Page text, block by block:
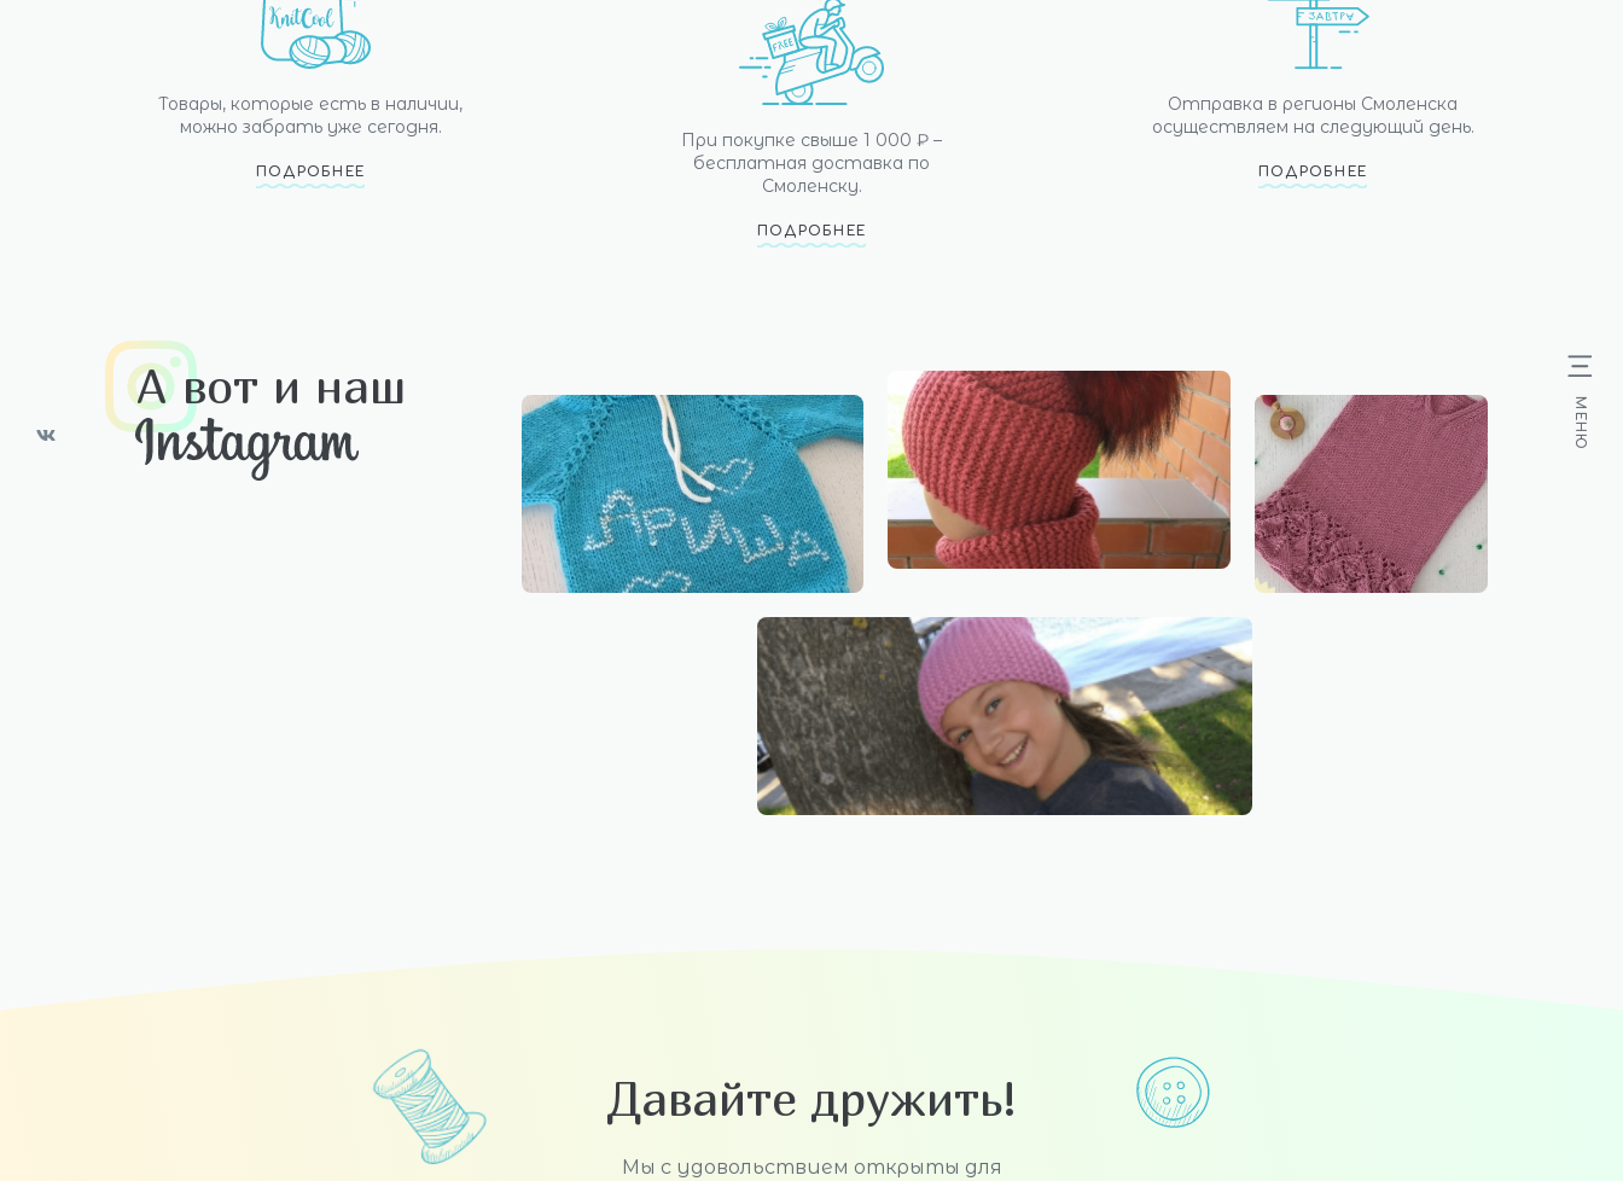
МЕНЮ
Товары, которые есть в наличии,
можно забрать уже сегодня.
ПОДРОБНЕЕ
При покупке свыше 1 000 ₽ –
бесплатная доставка по
Смоленску.
ПОДРОБНЕЕ
Отправка в регионы Смоленска
осуществляем на следующий день.
ПОДРОБНЕЕ
А вот и наш
Давайте дружить!
Мы с удовольствием открыты для